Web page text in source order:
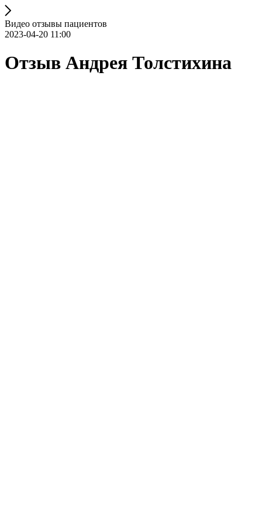
Видео отзывы пациентов
2023-04-20 11:00
Отзыв Андрея Толстихина